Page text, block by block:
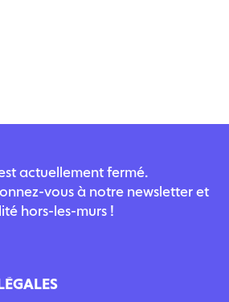
actuellement fermé.
vous à notre newsletter et
hors-les-murs !